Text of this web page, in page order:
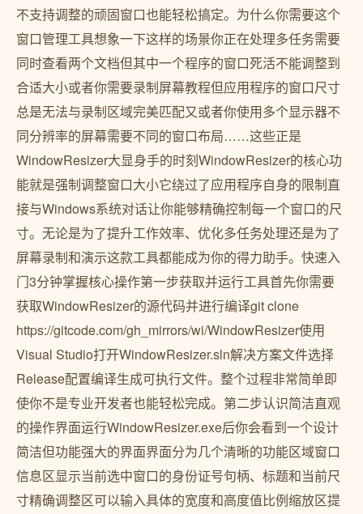
不支持调整的顽固窗口也能轻松搞定。为什么你需要这个
窗口管理工具想象一下这样的场景你正在处理多任务需要
同时查看两个文档但其中一个程序的窗口死活不能调整到
合适大小或者你需要录制屏幕教程但应用程序的窗口尺寸
总是无法与录制区域完美匹配又或者你使用多个显示器不
同分辨率的屏幕需要不同的窗口布局……这些正是
WindowResizer大显身手的时刻WindowResizer的核心功
能就是强制调整窗口大小它绕过了应用程序自身的限制直
接与Windows系统对话让你能够精确控制每一个窗口的尺
寸。无论是为了提升工作效率、优化多任务处理还是为了
屏幕录制和演示这款工具都能成为你的得力助手。快速入
门3分钟掌握核心操作第一步获取并运行工具首先你需要
获取WindowResizer的源代码并进行编译git clone
https://gitcode.com/gh_mirrors/wi/WindowResizer使用
Visual Studio打开WindowResizer.sln解决方案文件选择
Release配置编译生成可执行文件。整个过程非常简单即
使你不是专业开发者也能轻松完成。第二步认识简洁直观
的操作界面运行WindowResizer.exe后你会看到一个设计
简洁但功能强大的界面界面分为几个清晰的功能区域窗口
信息区显示当前选中窗口的身份证号句柄、标题和当前尺
寸精确调整区可以输入具体的宽度和高度值比例缩放区提